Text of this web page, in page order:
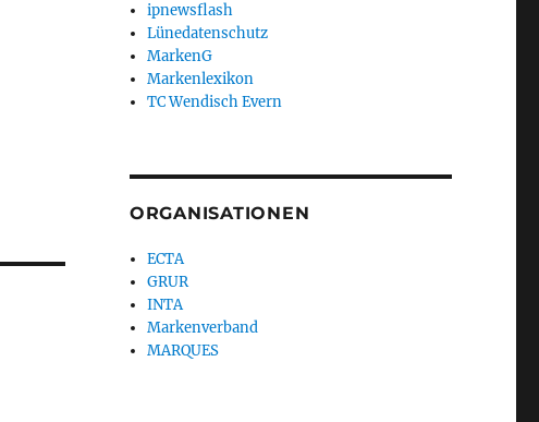
ipnewsflash
Lünedatenschutz
MarkenG
Markenlexikon
TC Wendisch Evern
ORGANISATIONEN
ECTA
GRUR
INTA
Markenverband
MARQUES